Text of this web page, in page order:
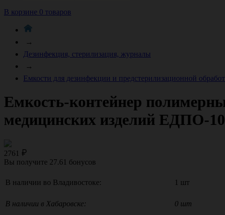
В корзине 0 товаров
→
Дезинфекция, стерилизация, журналы
→
Емкости для дезинфекции и предстерилизационной
Емкость-контейнер
медицинских изделий ЕДПО-
2761
Вы получите 27.61 бонусов
В наличии во Владивостоке: 1 шт
В наличии в Хабаровске: 0 шт